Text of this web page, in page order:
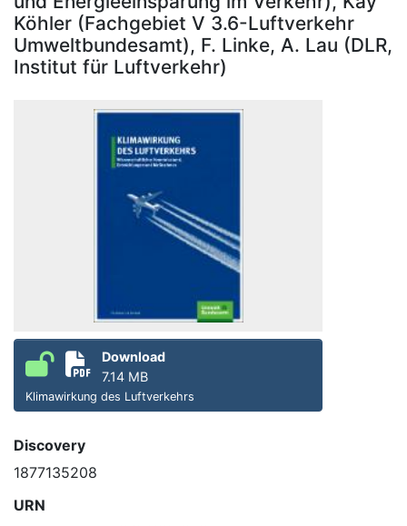
Köhler (Fachgebiet V 3.6-Luftverkehr
Umweltbundesamt), F. Linke, A. Lau (DLR,
Institut für Luftverkehr)
Download
7.14 MB
Klimawirkung des Luftverkehrs
Discovery
1877135208
URN